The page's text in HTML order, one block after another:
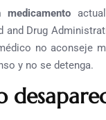
medicamento
and Drug
no aconseje
y no se detenga.